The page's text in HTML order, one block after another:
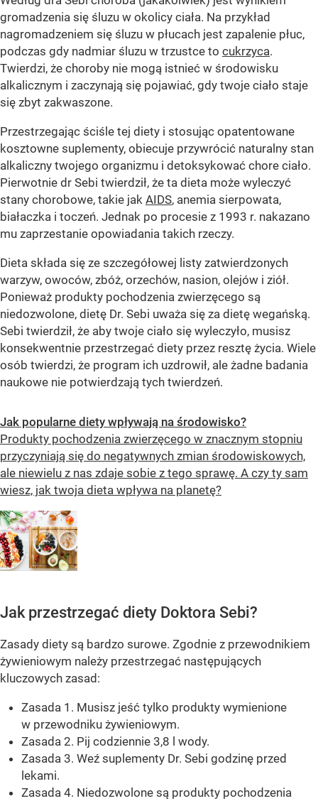
gromadzenia się śluzu w okolicy ciała. Na przykład
nagromadzeniem się śluzu w płucach jest zapalenie płuc,
podczas gdy nadmiar śluzu w trzustce to cukrzyca.
Twierdzi, że choroby nie mogą istnieć w środowisku
alkalicznym i zaczynają się pojawiać, gdy twoje ciało staje
się zbyt zakwaszone.
Przestrzegając ściśle tej diety i stosując opatentowane
kosztowne suplementy, obiecuje przywrócić naturalny stan
alkaliczny twojego organizmu i detoksykować chore ciało.
Pierwotnie dr Sebi twierdził, że ta dieta może wyleczyć
stany chorobowe, takie jak AIDS, anemia sierpowata,
białaczka i toczeń. Jednak po procesie z 1993 r. nakazano
mu zaprzestanie opowiadania takich rzeczy.
Dieta składa się ze szczegółowej listy zatwierdzonych
warzyw, owoców, zbóż, orzechów, nasion, olejów i ziół.
Ponieważ produkty pochodzenia zwierzęcego są
niedozwolone, dietę Dr. Sebi uważa się za dietę wegańską.
Sebi twierdził, że aby twoje ciało się wyleczyło, musisz
konsekwentnie przestrzegać diety przez resztę życia. Wiele
osób twierdzi, że program ich uzdrowił, ale żadne badania
naukowe nie potwierdzają tych twierdzeń.
Jak popularne diety wpływają na środowisko?
Produkty pochodzenia zwierzęcego w znacznym stopniu
przyczyniają się do negatywnych zmian środowiskowych,
ale niewielu z nas zdaje sobie z tego sprawę. A czy ty sam
wiesz, jak twoja dieta wpływa na planetę?
Jak przestrzegać diety Doktora Sebi?
Zasady diety są bardzo surowe. Zgodnie z przewodnikiem
żywieniowym należy przestrzegać następujących
kluczowych zasad:
Zasada 1. Musisz jeść tylko produkty wymienione
w przewodniku żywieniowym.
Zasada 2. Pij codziennie 3,8 l wody.
Zasada 3. Weź suplementy Dr. Sebi godzinę przed
lekami.
Zasada 4. Niedozwolone są produkty pochodzenia